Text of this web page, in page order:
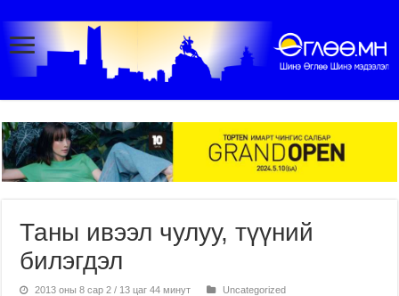
Таны ивээл чулуу, түүний
билэгдэл
2013 оны 8 сар 2 / 13 цаг 44 минут Uncategorized